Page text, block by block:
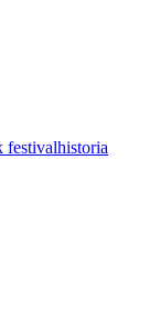
festivalhistoria